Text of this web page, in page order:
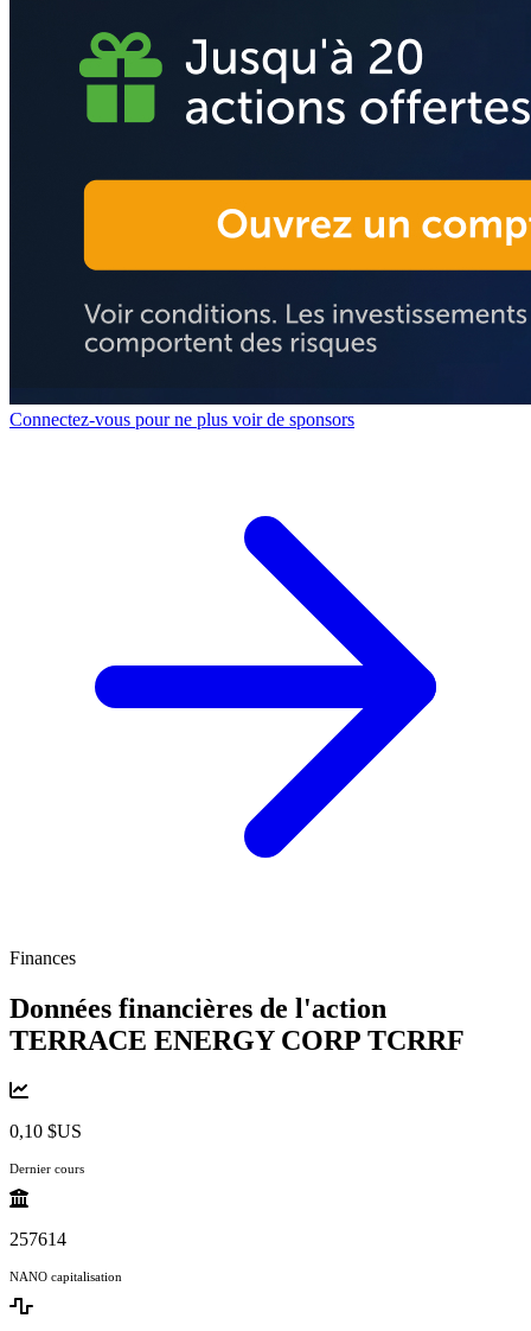
Connectez-vous pour ne plus voir de sponsors
Finances
Données financières de l'action
TERRACE ENERGY CORP TCRRF
0,10 $US
Dernier cours
257614
NANO capitalisation